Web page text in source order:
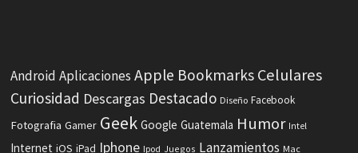
Android Aplicaciones Apple Bookmarks Celulares
Curiosidad Descargas Destacado Diseño Facebook
Fotografia Gamer Geek Google Guatemala Humor Intel
Internet iOS iPad Iphone Ipod Juegos Lanzamientos Mac